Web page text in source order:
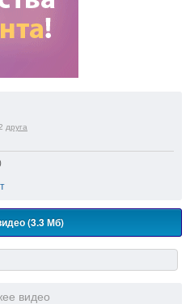
друга
(3.3 Мб)
видео